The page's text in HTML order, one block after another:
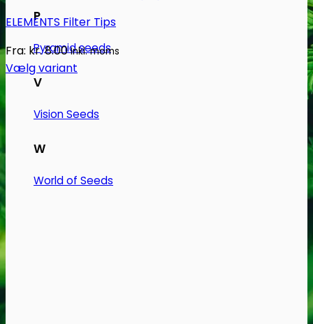
P
Pyramid seeds
V
Vision Seeds
W
World of Seeds
ELEMENTS Filter Tips
Fra: kr.8.00 Inkl. moms
Vælg variant
Dette
varianter.
kan
vælges
på
varesiden